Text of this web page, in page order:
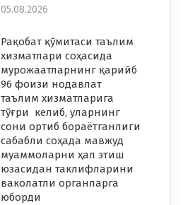
05.08.2026
Рақобат қўмитаси таълим
хизматлари соҳасида
мурожаатларнинг қарийб
96 фоизи нодавлат
таълим хизматларига
тўғри келиб, уларнинг
сони ортиб бораётганлиги
сабабли соҳада мавжуд
муаммоларни ҳал этиш
юзасидан таклифларини
ваколатли органларга
юборди